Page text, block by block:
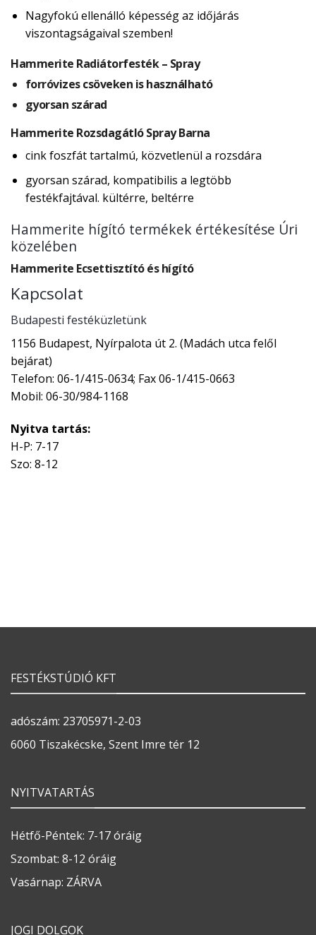
Nagyfokú ellenálló képesség az időjárás
viszontagságaival szemben!
Hammerite Radiátorfesték – Spray
forróvizes csöveken is használható
gyorsan szárad
Hammerite Rozsdagátló Spray Barna
cink foszfát tartalmú, közvetlenül a rozsdára
gyorsan szárad, kompatibilis a legtöbb
festékfajtával. kültérre, beltérre
Hammerite hígító termékek értékesítése Úri
közelében
Hammerite Ecsettisztító és hígító
Kapcsolat
Budapesti festéküzletünk
1156 Budapest, Nyírpalota út 2. (Madách utca felől
bejárat)
Telefon: 06-1/415-0634; Fax 06-1/415-0663
Mobil: 06-30/984-1168
Nyitva tartás:
H-P: 7-17
Szo: 8-12
FESTÉKSTÚDIÓ KFT
adószám: 23705971-2-03
6060 Tiszakécske, Szent Imre tér 12
NYITVATARTÁS
Hétfő-Péntek: 7-17 óráig
Szombat: 8-12 óráig
Vasárnap: ZÁRVA
JOGI DOLGOK